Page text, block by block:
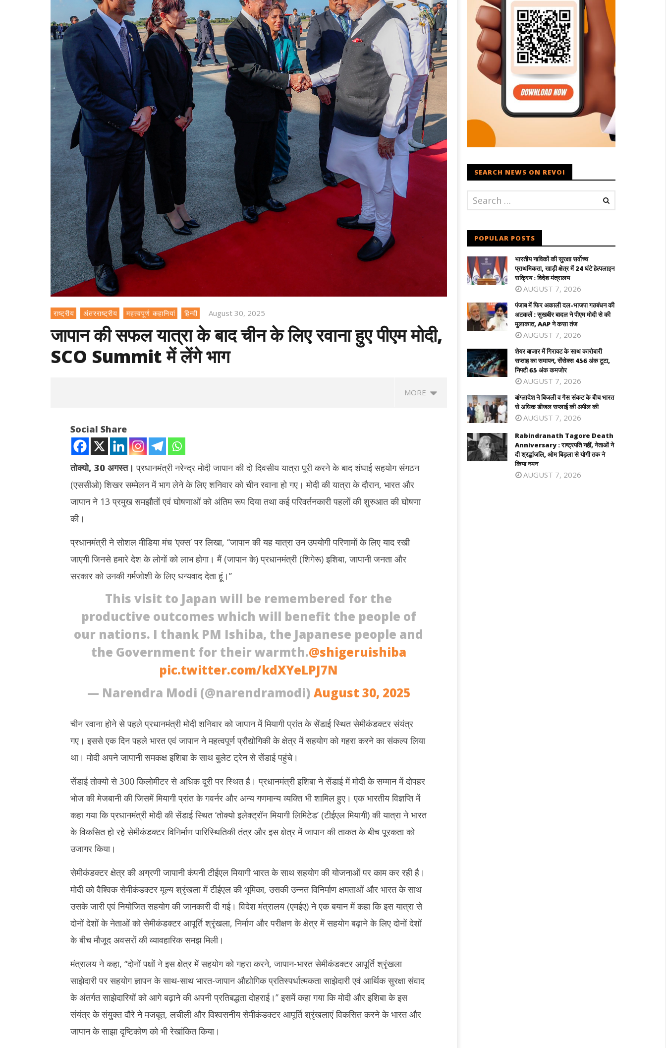
राष्ट्रीय अंतरराष्ट्रीय महत्वपूर्ण कहानियां हिन्दी August 30, 2025
जापान की सफल यात्रा के बाद चीन के लिए रवाना हुए पीएम मोदी,
SCO Summit में लेंगे भाग
MORE
NOW VIEWING
जापान की सफल यात्रा के बाद चीन के लिए रवाना
हुए पीएम मोदी, SCO Summit में लेंगे भाग
30,
2025
August
30,
2025
August
30,
2025
Social Share
तोक्यो, 30 अगस्त। प्रधानमंत्री नरेन्द्र मोदी जापान की दो दिवसीय यात्रा पूरी करने के बाद शंघाई सहयोग संगठन
(एससीओ) शिखर सम्मेलन में भाग लेने के लिए शनिवार को चीन रवाना हो गए। मोदी की यात्रा के दौरान, भारत और
जापान ने 13 प्रमुख समझौतों एवं घोषणाओं को अंतिम रूप दिया तथा कई परिवर्तनकारी पहलों की शुरुआत की घोषणा
की।
प्रधानमंत्री ने सोशल मीडिया मंच ‘एक्स’ पर लिखा, ‘‘जापान की यह यात्रा उन उपयोगी परिणामों के लिए याद रखी
जाएगी जिनसे हमारे देश के लोगों को लाभ होगा। मैं (जापान के) प्रधानमंत्री (शिगेरू) इशिबा, जापानी जनता और
सरकार को उनकी गर्मजोशी के लिए धन्यवाद देता हूं।’’
This visit to Japan will be remembered for the
productive outcomes which will benefit the people of
our nations. I thank PM Ishiba, the Japanese people and
the Government for their warmth.@shigeruishiba
pic.twitter.com/kdXYeLPJ7N
— Narendra Modi (@narendramodi) August 30, 2025
चीन रवाना होने से पहले प्रधानमंत्री मोदी शनिवार को जापान में मियागी प्रांत के सेंडाई स्थित सेमीकंडक्टर संयंत्र
गए। इससे एक दिन पहले भारत एवं जापान ने महत्वपूर्ण प्रौद्योगिकी के क्षेत्र में सहयोग को गहरा करने का संकल्प लिया
था। मोदी अपने जापानी समकक्ष इशिबा के साथ बुलेट ट्रेन से सेंडाई पहुंचे।
सेंडाई तोक्यो से 300 किलोमीटर से अधिक दूरी पर स्थित है। प्रधानमंत्री इशिबा ने सेंडाई में मोदी के सम्मान में दोपहर
भोज की मेजबानी की जिसमें मियागी प्रांत के गवर्नर और अन्य गणमान्य व्यक्ति भी शामिल हुए। एक भारतीय विज्ञप्ति में
कहा गया कि प्रधानमंत्री मोदी की सेंडाई स्थित ‘तोक्यो इलेक्ट्रॉन मियागी लिमिटेड’ (टीईएल मियागी) की यात्रा ने भारत
के विकसित हो रहे सेमीकंडक्टर विनिर्माण पारिस्थितिकी तंत्र और इस क्षेत्र में जापान की ताकत के बीच पूरकता को
उजागर किया।
सेमीकंडक्टर क्षेत्र की अग्रणी जापानी कंपनी टीईएल मियागी भारत के साथ सहयोग की योजनाओं पर काम कर रही है।
मोदी को वैश्विक सेमीकंडक्टर मूल्य श्रृंखला में टीईएल की भूमिका, उसकी उन्नत विनिर्माण क्षमताओं और भारत के साथ
उसके जारी एवं नियोजित सहयोग की जानकारी दी गई। विदेश मंत्रालय (एमईए) ने एक बयान में कहा कि इस यात्रा से
दोनों देशों के नेताओं को सेमीकंडक्टर आपूर्ति श्रृंखला, निर्माण और परीक्षण के क्षेत्र में सहयोग बढ़ाने के लिए दोनों देशों
के बीच मौजूद अवसरों की व्यावहारिक समझ मिली।
मंत्रालय ने कहा, ‘‘दोनों पक्षों ने इस क्षेत्र में सहयोग को गहरा करने, जापान-भारत सेमीकंडक्टर आपूर्ति श्रृंखला
साझेदारी पर सहयोग ज्ञापन के साथ-साथ भारत-जापान औद्योगिक प्रतिस्पर्धात्मकता साझेदारी एवं आर्थिक सुरक्षा संवाद
के अंतर्गत साझेदारियों को आगे बढ़ाने की अपनी प्रतिबद्धता दोहराई।’’ इसमें कहा गया कि मोदी और इशिबा के इस
संयंत्र के संयुक्त दौरे ने मजबूत, लचीली और विश्वसनीय सेमीकंडक्टर आपूर्ति श्रृंखलाएं विकसित करने के भारत और
जापान के साझा दृष्टिकोण को भी रेखांकित किया।
SEARCH NEWS ON REVOI
POPULAR POSTS
भारतीय नाविकों की सुरक्षा सर्वोच्च
प्राथमिकता, खाड़ी क्षेत्र में 24 घंटे हेल्पलाइन
सक्रिय : विदेश मंत्रालय
AUGUST 7, 2026
पंजाब में फिर अकाली दल-भाजपा गठबंधन की
अटकलें : सुखबीर बादल ने पीएम मोदी से की
मुलाकात, AAP ने कसा तंज
AUGUST 7, 2026
शेयर बाजार में गिरावट के साथ कारोबारी
सप्ताह का समापन, सेंसेक्स 456 अंक टूटा,
निफ्टी 65 अंक कमजोर
AUGUST 7, 2026
बांग्लादेश ने बिजली व गैस संकट के बीच भारत
से अधिक डीजल सप्लाई की अपील की
AUGUST 7, 2026
Rabindranath Tagore Death
Anniversary : राष्ट्रपति नहीं, नेताओं ने
दी श्रद्धांजलि, ओम बिड़ला से योगी तक ने
किया नमन
AUGUST 7, 2026